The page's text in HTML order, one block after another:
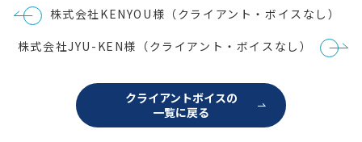
土地・顧客管理システム
プロジェクト事例
クライアントボイス
投
稿
ナ
ビ
株式会社KENYOU様（クライアント・ボイスなし）
株式会社JYU-KEN様（クライアント・ボイスなし）
クライアントボイスの
一覧に戻る